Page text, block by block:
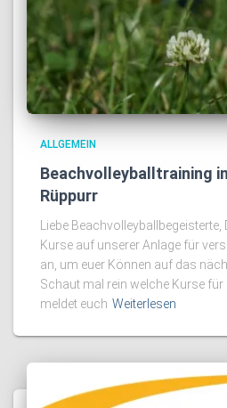
ALLGEMEIN
Beachvolleyballtraining
Rüppurr
Liebe
Kurse auf unserer Anlage für
an, um euer Können auf das
Schaut mal rein welche Kurse
meldet euch Weiterlesen